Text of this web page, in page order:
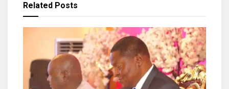
Related Posts